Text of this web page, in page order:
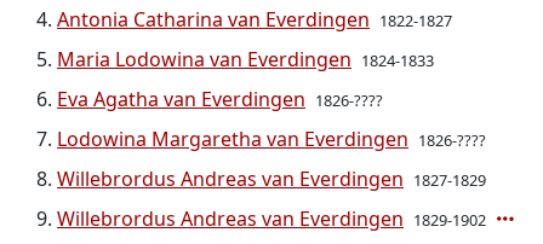
Antonia Catharina van Everdingen 1822-1827
Maria Lodowina van Everdingen 1824-1833
Eva Agatha van Everdingen 1826-????
Lodowina Margaretha van Everdingen 1826-????
Willebrordus Andreas van Everdingen 1827-1829
Willebrordus Andreas van Everdingen 1829-1902